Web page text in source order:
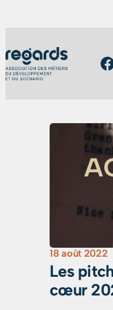
18 août 2022
Les
cœur